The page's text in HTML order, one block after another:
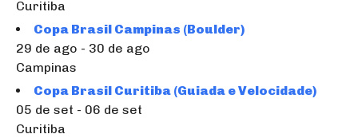
Curitiba
Copa Brasil Campinas (Boulder)
29 de ago - 30 de ago
Campinas
Copa Brasil Curitiba (Guiada e Velocidade)
05 de set - 06 de set
Curitiba